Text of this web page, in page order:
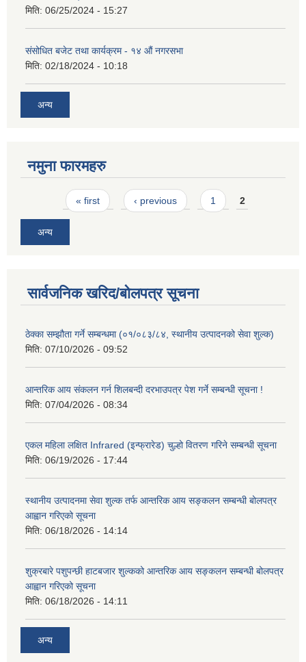
मिति: 06/25/2024 - 15:27
संसोधित बजेट तथा कार्यक्रम - १४ औं नगरसभा
मिति: 02/18/2024 - 10:18
अन्य
नमुना फारमहरु
Pages« first ‹ previous 1 2
अन्य
सार्वजनिक खरिद/बोलपत्र सूचना
ठेक्का सम्झौता गर्ने सम्बन्धमा (०१/०८३/८४, स्थानीय उत्पादनको सेवा शुल्क)
मिति: 07/10/2026 - 09:52
आन्तरिक आय संकलन गर्न शिलबन्दी दरभाउपत्र पेश गर्ने सम्बन्धी सूचना !
मिति: 07/04/2026 - 08:34
एकल महिला लक्षित Infrared (इन्फ्रारेड) चुल्हो वितरण गरिने सम्बन्धी सूचना
मिति: 06/19/2026 - 17:44
स्थानीय उत्पादनमा सेवा शुल्क तर्फ आन्तरिक आय सङ्कलन सम्बन्धी बोलपत्र
आह्वान गरिएको सूचना
मिति: 06/18/2026 - 14:14
शुक्रबारे पशुपन्छी हाटबजार शुल्कको आन्तरिक आय सङ्कलन सम्बन्धी बोलपत्र
आह्वान गरिएको सूचना
मिति: 06/18/2026 - 14:11
अन्य